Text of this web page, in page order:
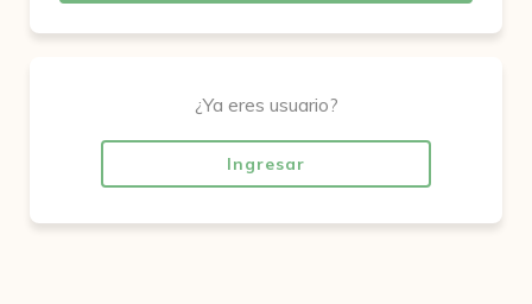
¿Ya eres usuario?
Ingresar